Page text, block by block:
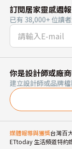
訂閱居家靈感週報
已有 38,000+ 位讀
你是設計師或廠
建立設計師或品牌
媒體報導與獲獎台灣百
ETtoday 生活頻道特約